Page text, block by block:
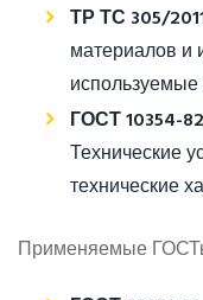
ТР ТС 305/
материалов и
используемые
ГОСТ 10354-82
Технические
технические
Применяемые